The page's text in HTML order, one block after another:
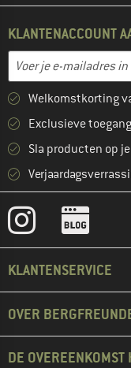
KLANTENACCOUNT
E-mailadres
Vul je e-mailadres
Welkomstkorting
Exclusieve
Sla producten op
KLANTENSERVICE
OVER
DE OVEREENKOMST